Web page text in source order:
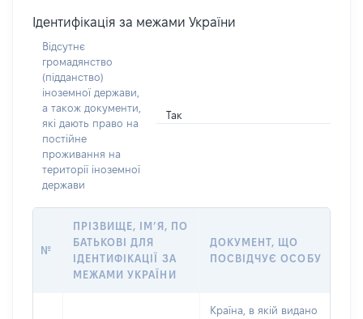
Ідентифікація за межами України
Відсутнє
громадянство
(підданство)
іноземної держави,
а також документи,
які дають право на
постійне
проживання на
території іноземної
держави
Так
№
ПРІЗВИЩЕ, ІМ’Я, ПО
БАТЬКОВІ ДЛЯ
ІДЕНТИФІКАЦІЇ ЗА
МЕЖАМИ УКРАЇНИ
ДОКУМЕНТ, ЩО
ПОСВІДЧУЄ ОСОБУ
Країна, в якій видано